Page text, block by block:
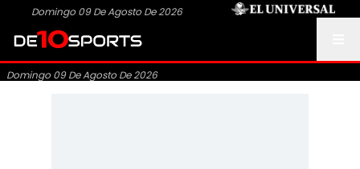
Domingo 09 De Agosto De 2026
Domingo 09 De Agosto De 2026